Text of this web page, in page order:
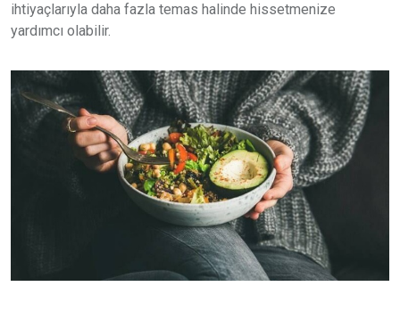
ihtiyaçlarıyla daha fazla temas halinde hissetmenize
yardımcı olabilir.